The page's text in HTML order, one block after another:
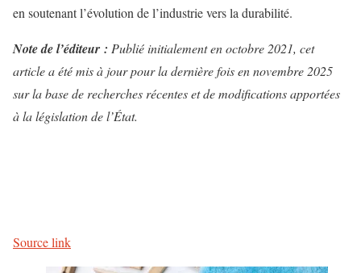
en soutenant l’évolution de l’industrie vers la durabilité.
Note de l’éditeur : Publié initialement en octobre 2021, cet
article a été mis à jour pour la dernière fois en novembre 2025
sur la base de recherches récentes et de modifications apportées
à la législation de l’État.
i
Source link